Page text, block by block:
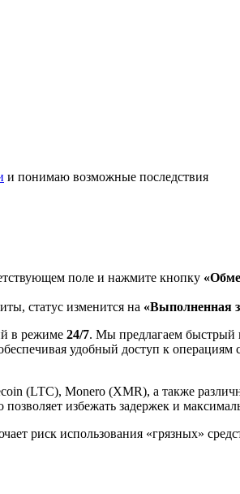
и понимаю возможные последствия
поле и нажмите кнопку
статус изменится на «Выполненная
в режиме 24/7. Мы предлагаем
удобный доступ к
(LTC), Monero (XMR), а также
позволяет избежать задержек и
риск использования «грязных»